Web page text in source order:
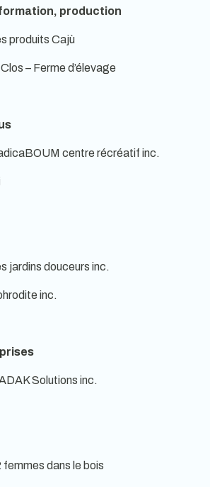
production
produits Cajù
– Ferme d’élevage
centre récréatif inc.
jardins douceurs inc.
inc.
Solutions inc.
femmes dans le bois